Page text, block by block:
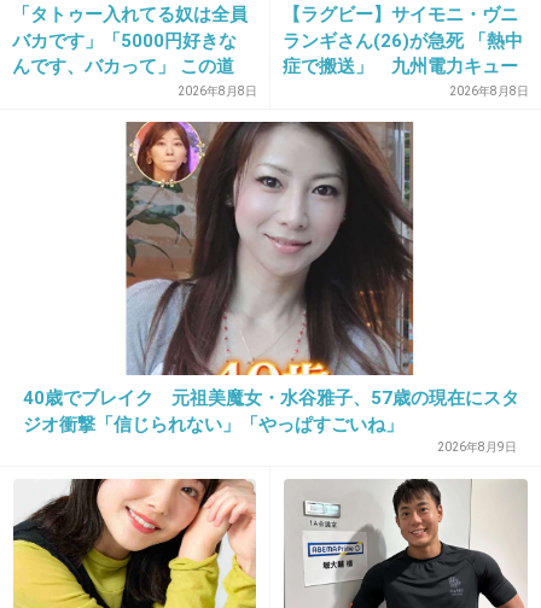
20. 匿名 2013/12/31(火) 10:30:58
たけのこ！
-17
2013/12/31(火) 10:31:09
絶対きのこを選ぶ
+149
22. 匿名2013/12/31(火) 10:31:16
１箱１００円だったらもっと買うんだけどなー
+107 -2
23. 匿名 2013/12/31(火) 10:31:43
「タトゥー入れてる奴は全員
バカです」「5000円好きな
んです、バカって」 この道
23年の彫り師YouTuberの動
2026年8月8日
【ラグビー】サイモニ・ヴニ
ランギさん(26)が急死 「熱中
症で搬送」 九州電力キュー
デンヴォルテクスで練習中
2026年8月8日
40歳でブレイク 元祖美魔女・水谷雅子、57歳の現在にスタ
ジオ衝撃「信じられない」「やっぱすごいね」
2026年8月9日